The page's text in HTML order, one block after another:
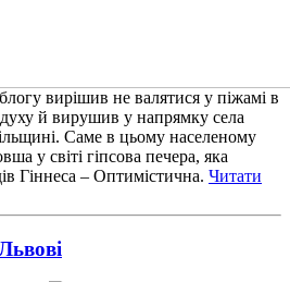
вирішив не валятися у піжамі в
духу й вирушив у напрямку села
Саме в цьому населеному
у світі гіпсова печера, яка
Гіннеса – Оптимістична. Читати